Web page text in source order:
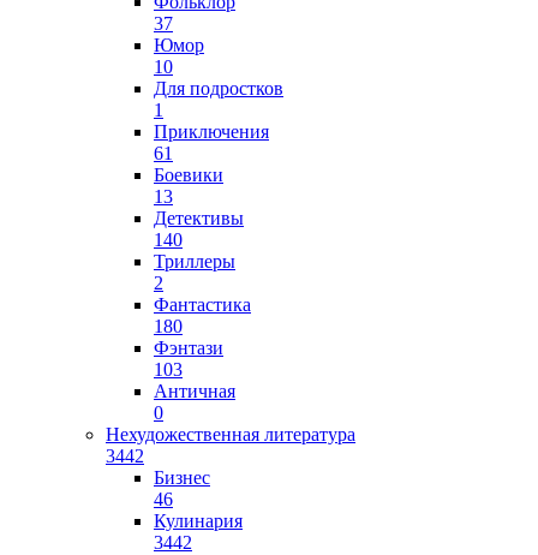
37
Юмор
10
Для подростков
1
Приключения
61
Боевики
13
Детективы
140
Триллеры
2
Фантастика
180
Фэнтази
103
Античная
0
Нехудожественная литература
3442
Бизнес
46
Кулинария
3442